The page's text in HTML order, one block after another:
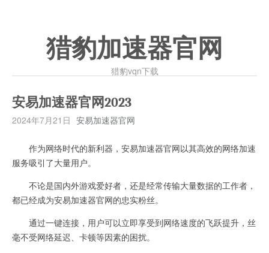
猎豹加速器官网
猎豹vqn下载
安易加速器官网2023
2024年7月21日 安易加速器官网
作为网络时代的新利器，安易加速器官网以其高效的网络加速
服务吸引了大量用户。
不论是国内外游戏爱好者，还是经常传输大量数据的工作者，
都已经成为安易加速器官网的忠实粉丝。
通过一键连接，用户可以立即享受到网络速度的飞跃提升，丝
毫不受网络延迟、卡顿等因素的困扰。